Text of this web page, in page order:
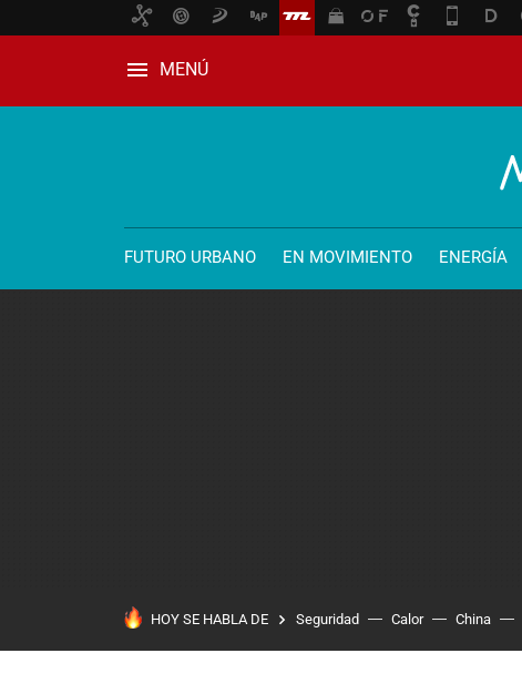
MENÚ
FUTURO URBANO EN MOVIMIENTO ENERGÍA
HOY SE HABLA DE Seguridad Calor China